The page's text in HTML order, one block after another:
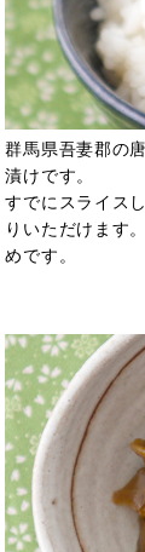
群馬県吾妻郡の
漬けです。
すでにスライス
りいただけます
めです。